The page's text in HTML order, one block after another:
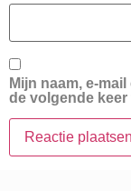
Mijn naam, e-
de volgende keer